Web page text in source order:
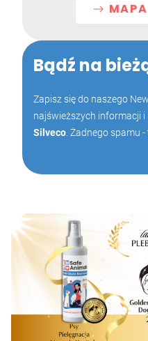
Bądź na
Zapisz się do naszego
najświeższych informacji
Silveco. Żadnego spamu